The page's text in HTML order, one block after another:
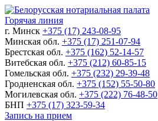
Горячая линия
г. Минск +375 (17) 243-08-95
Минская обл. +375 (17) 251-07-94
Брестская обл. +375 (162) 52-14-57
Витебская обл. +375 (212) 60-85-15
Гомельская обл. +375 (232) 29-39-48
Гродненская обл. +375 (152) 55-50-80
Могилевская обл. +375 (222) 76-48-50
БНП +375 (17) 323-59-34
Запись на прием